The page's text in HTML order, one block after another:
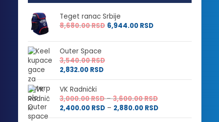
Teget ranac Srbije
8,680.00RSD 6,944.00 RSD
Outer Space
3,540.00RSD
2,832.00 RSD
VK Radnički
3,000.00RSD – 3,600.00RSDRaspon
cena:
od
2,400.00 RSD – 2,880.00 RSDRaspon
cena: